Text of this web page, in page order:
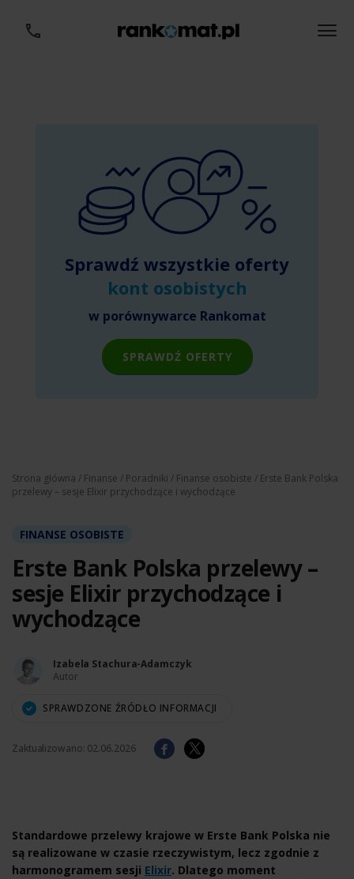
Sprawdź wszystkie oferty
kont osobistych
w porównywarce Rankomat
SPRAWDŹ OFERTY
Strona główna / Finanse / Poradniki / Finanse osobiste / Erste Bank Polska
przelewy – sesje Elixir przychodzące i wychodzące
FINANSE OSOBISTE
Erste Bank Polska przelewy –
sesje Elixir przychodzące i
wychodzące
Izabela Stachura-Adamczyk
Autor
SPRAWDZONE ŹRÓDŁO INFORMACJI
Zaktualizowano: 02.06.2026
Standardowe przelewy krajowe w Erste Bank Polska nie
są realizowane w czasie rzeczywistym, lecz zgodnie z
harmonogramem sesji Elixir. Dlatego moment